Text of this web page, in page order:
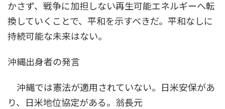
かさず、戦争に加担しない再生可能エネルギーへ転
換していくことで、平和を示すべきだ。平和なしに
持続可能な未来はない。
沖縄出身者の発言
沖縄では憲法が適用されていない。日米安保があ
り、日米地位協定がある。翁長元